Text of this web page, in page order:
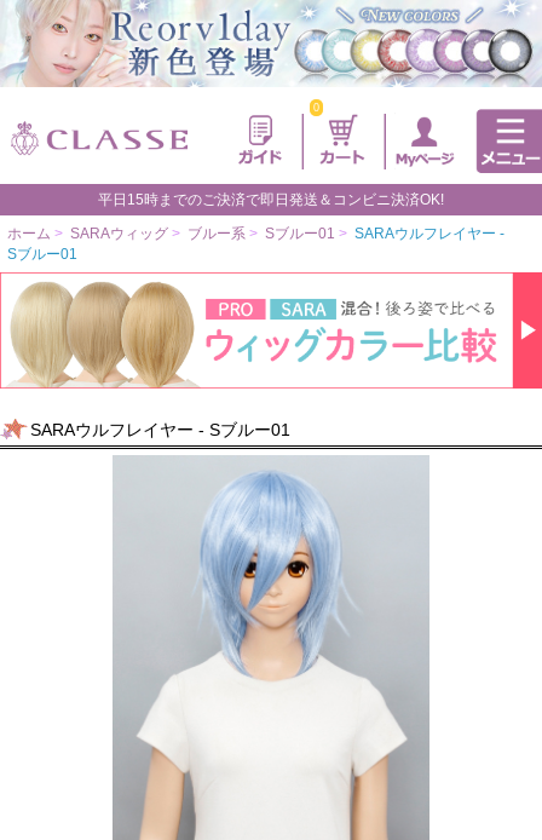
0
平日15時までのご決済で即日発送＆コンビニ決済OK!
ホーム > SARAウィッグ > ブルー系 > Sブルー01 > SARAウルフレイヤー -
Sブルー01
SARAウルフレイヤー - Sブルー01